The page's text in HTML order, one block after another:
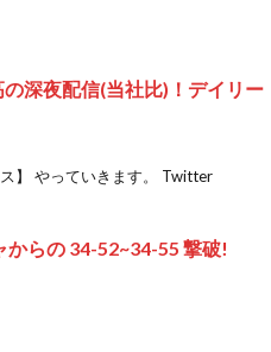
深夜配信(当社比)！デイリー
】 やっていきます。 Twitter
からの 34-52~34-55 撃破!